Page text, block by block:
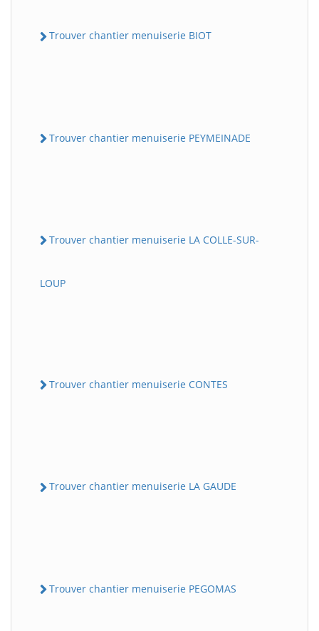
Trouver chantier menuiserie BIOT
Trouver chantier menuiserie PEYMEINADE
Trouver chantier menuiserie LA COLLE-SUR-
LOUP
Trouver chantier menuiserie CONTES
Trouver chantier menuiserie LA GAUDE
Trouver chantier menuiserie PEGOMAS